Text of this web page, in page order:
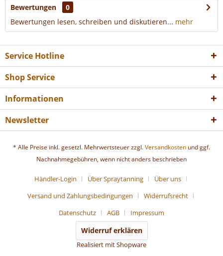
Bewertungen
0
Bewertungen lesen, schreiben und diskutieren... mehr
Service Hotline
Shop Service
Informationen
Newsletter
* Alle Preise inkl. gesetzl. Mehrwertsteuer zzgl.Versandkosten und ggf.
Nachnahmegebühren, wenn nicht anders beschrieben
Händler-Login Über Spraytanning
Über uns
Versand und Zahlungsbedingungen
Widerrufsrecht
Datenschutz
AGB Impressum
Widerruf erklären
Realisiert mit Shopware